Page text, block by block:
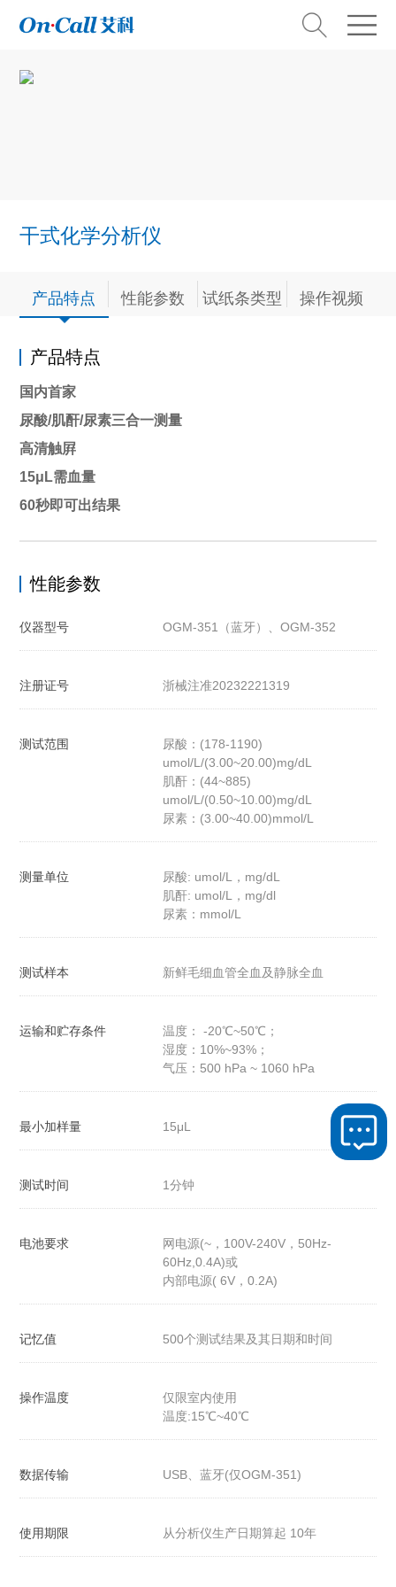
干式化学分析仪
产品特点 性能参数 试纸条类型 操作视频
产品特点
国内首家
尿酸/肌酐/尿素三合一测量
高清触屛
15μL需血量
60秒即可出结果
性能参数
仪器型号 OGM-351（蓝牙）、OGM-352
注册证号 浙械注准20232221319
测试范围
尿酸：(178-1190)
umol/L/(3.00~20.00)mg/dL
肌酐：(44~885)
umol/L/(0.50~10.00)mg/dL
尿素：(3.00~40.00)mmol/L
测量单位
尿酸: umol/L，mg/dL
肌酐: umol/L，mg/dl
尿素：mmol/L
测试样本 新鲜毛细血管全血及静脉全血
运输和贮存条件
温度： -20℃~50℃；
湿度：10%~93%；
气压：500 hPa ~ 1060 hPa
最小加样量 15μL
测试时间 1分钟
电池要求
网电源(~，100V-240V，50Hz-
60Hz,0.4A)或
内部电源( 6V，0.2A)
记忆值 500个测试结果及其日期和时间
操作温度
仅限室内使用
温度:15℃~40℃
数据传输 USB、蓝牙(仅OGM-351)
使用期限 从分析仪生产日期算起 10年